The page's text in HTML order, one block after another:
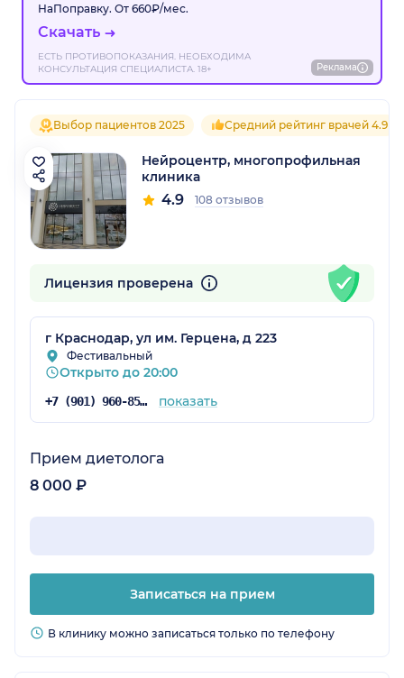
НаПоправку. От 660₽/мес.
Скачать
ЕСТЬ ПРОТИВОПОКАЗАНИЯ. НЕОБХОДИМА
КОНСУЛЬТАЦИЯ СПЕЦИАЛИСТА. 18+
Реклама
Выбор пациентов 2025 Средний рейтинг врачей 4.9
Нейроцентр, многопрофильная
клиника
4.9 108 отзывов
Лицензия проверена
г Краснодар, ул им. Герцена, д 223
Фестивальный
Открыто до 20:00
+7 (901) 960-85-81 показать
Прием диетолога
8 000 ₽
Записаться на прием
В клинику можно записаться только по телефону